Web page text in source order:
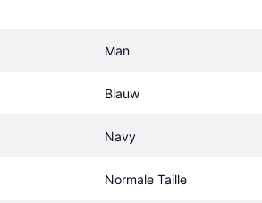
Man
Blauw
Navy
Normale Taille